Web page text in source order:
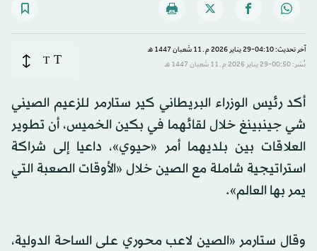
آخر تحديث: 04:10-29 يناير 2026 م ـ 11 شَعبان 1447 هـ
نُشر: 00:50-29 يناير 2026 م ـ 11 شَعبان 1447 هـ
T
T
أكد رئيس الوزراء البريطاني كير ستارمر للزعيم الصيني
شي جينبينغ خلال لقائهما في بكين الخميس، أن تطوير
العلاقات بين بلديهما أمر «حيوي»، داعيا إلى شراكة
استراتيجية شاملة مع الصين خلال «الأوقات الصعبة التي
يمر بها العالم».
وقال ستارمر «الصين لاعب محوري على الساحة الدولية،